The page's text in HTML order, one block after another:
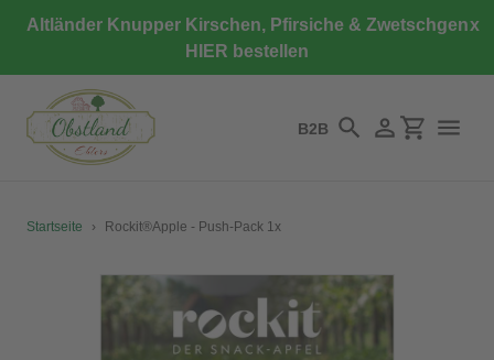
zumAltländer Knupper Kirschen, Pfirsiche & Zwetschgen
HIER bestellen
x
B2B SuchenEinloggen
Startseite › Rockit®Apple - Push-Pack 1x